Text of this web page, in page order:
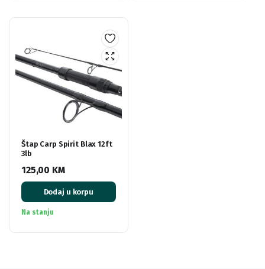
Štap Carp Spirit Blax 12ft
3lb
125,00 KM
Dodaj u korpu
Na stanju